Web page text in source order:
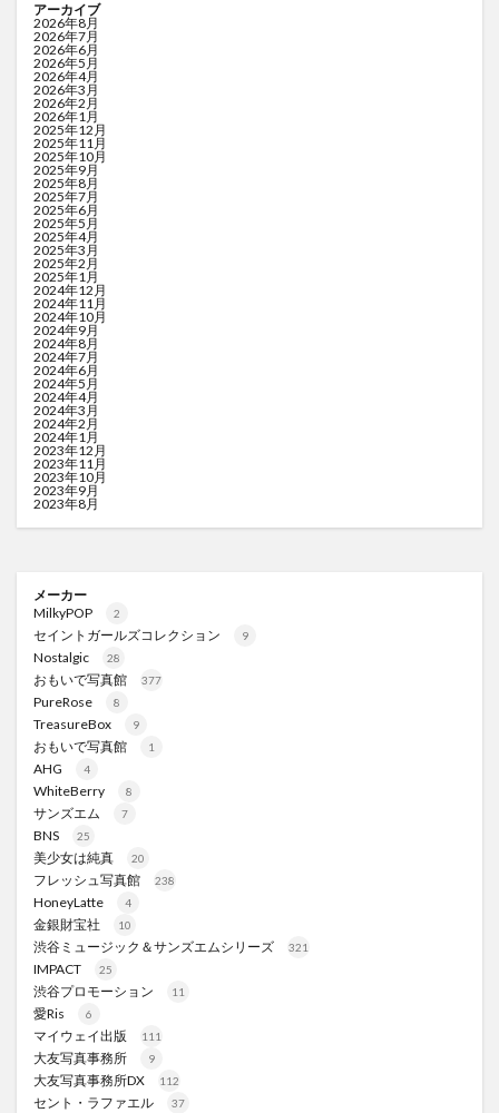
アーカイブ
2026年8月
2026年7月
2026年6月
2026年5月
2026年4月
2026年3月
2026年2月
2026年1月
2025年12月
2025年11月
2025年10月
2025年9月
2025年8月
2025年7月
2025年6月
2025年5月
2025年4月
2025年3月
2025年2月
2025年1月
2024年12月
2024年11月
2024年10月
2024年9月
2024年8月
2024年7月
2024年6月
2024年5月
2024年4月
2024年3月
2024年2月
2024年1月
2023年12月
2023年11月
2023年10月
2023年9月
2023年8月
メーカー
MilkyPOP
2
セイントガールズコレクション 9
Nostalgic 28
おもいで写真館 377
PureRose 8
TreasureBox 9
おもいで写真館 1
AHG 4
WhiteBerry 8
サンズエム 7
BNS 25
美少女は純真 20
フレッシュ写真館 238
HoneyLatte 4
金銀財宝社 10
渋谷ミュージック＆サンズエムシリーズ 321
IMPACT 25
渋谷プロモーション 11
愛Ris 6
マイウェイ出版 111
大友写真事務所 9
大友写真事務所DX 112
セント・ラファエル 37